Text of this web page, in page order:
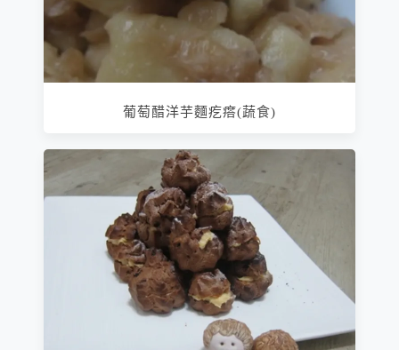
葡萄醋洋芋麵疙瘩(蔬食)